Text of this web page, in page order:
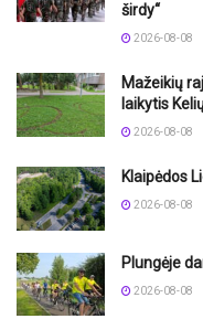
širdy“
2026-08-08
Mažeikių
laikytis
2026-08-08
Klaipėdos
2026-08-08
Plungėje
2026-08-08